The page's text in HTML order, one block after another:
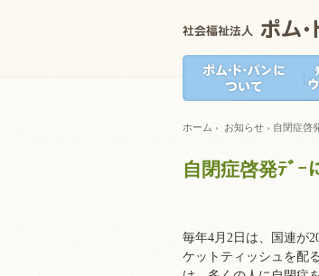
ホーム › お知らせ › 自閉症啓
自閉症啓発ﾃﾞｰ
毎年4月2日は、国連が
ケットティッシュを配